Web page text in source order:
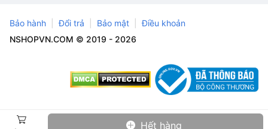
Hết hàng
Bảo hành Đổi trả Bảo mật
Điều khoản
NSHOPVN.COM © 2019 - 2026